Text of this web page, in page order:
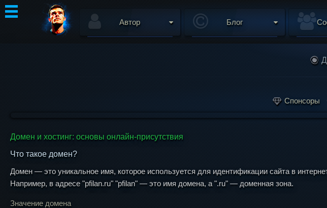
Автор Блог
Спонсоры
Домен и хостинг: основы онлайн-присутствия
Что такое домен?
Домен — это уникальное имя, которое используется для идентификации сайта в
Например, в адресе "pfilan.ru" "pfilan" — это имя домена, а ".ru" — доменная зона.
Значение домена